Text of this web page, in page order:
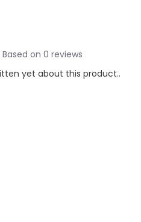
Based on 0 reviews
yet about this product..